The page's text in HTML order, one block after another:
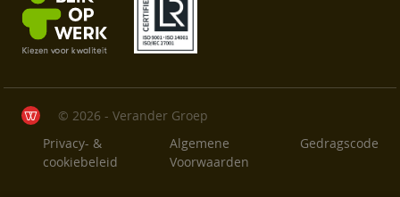
© 2026 - Verander Groep
Privacy- &
cookiebeleid
Algemene
Voorwaarden
Gedragscode